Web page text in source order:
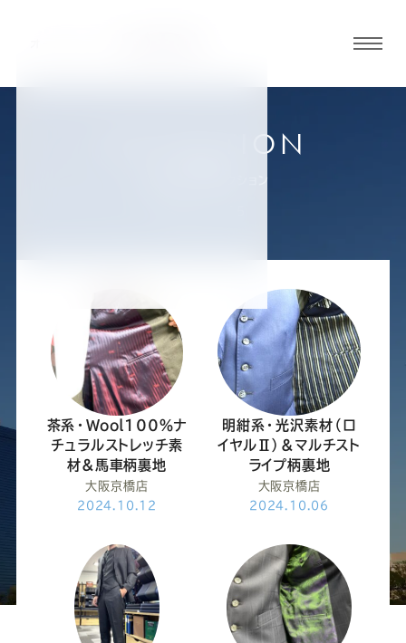
ー
ダ
ー
ス
ー
ツ
SADA
ー
ダ
ー
ス
ー
ツ
SADA
ー
ダ
ー
ス
SADA
ダ
ス
SADA
オ
ー
ダ
ー
ス
ー
ツ
SADA
COLLECTION
茶系・Wool100％ナ
チュラルストレッチ素
材&馬車柄裏地
大阪京橋店
2024.10.12
明紺系・光沢素材（ロ
イヤルⅡ）&マルチスト
ライプ柄裏地
大阪京橋店
2024.10.06